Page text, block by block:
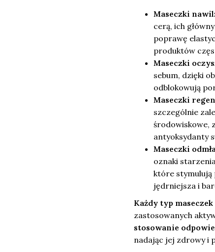
Maseczki
cerą, ich
poprawę
produktów
Maseczki
sebum, dzięki
odblokowują
Maseczki
szczególnie
środowiskowe,
antyoksydanty
Maseczki
oznaki
które stymulują
jędrniejsza i
Każdy typ maseczek
zastosowanych
stosowanie
nadając jej zdrowy i